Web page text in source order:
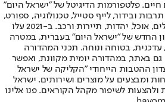
חיים. פלטפורמות הדיגיטל של "ישראל היום"
ובידור, לייף סטייל, טכנולוגיה, ספורט,
כלכלה וצרכנות, בריאות, חיילים, אוכל, יהדות, תיירות ורכב. ב-2021 עלו
החדש של "ישראל היום" בעברית, במטרה
עדכנית, בטוחה ונוחה. תכני המהדורה
גם באתר, במהדורה יומית מקוונת, ואפשר
ההטבות הייחודי "הקליקה של ישראל
ומבצעים על מוצרים ושירותים. ישראל
לשיפור מקהל הקוראים. פנו אלינו